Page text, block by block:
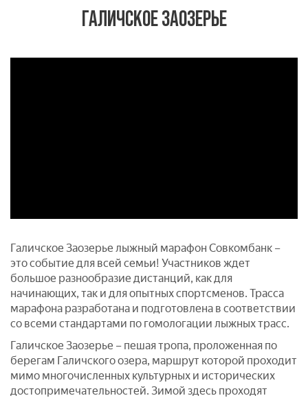
ГАЛИЧСКОЕ ЗАОЗЕРЬЕ
Галичское Заозерье лыжный марафон Совкомбанк –
это событие для всей семьи! Участников ждет
большое разнообразие дистанций, как для
начинающих, так и для опытных спортсменов. Трасса
марафона разработана и подготовлена в соответствии
со всеми стандартами по гомологации лыжных трасс.
Галичское Заозерье – пешая тропа, проложенная по
берегам Галичского озера, маршрут которой проходит
мимо многочисленных культурных и исторических
достопримечательностей. Зимой здесь проходят